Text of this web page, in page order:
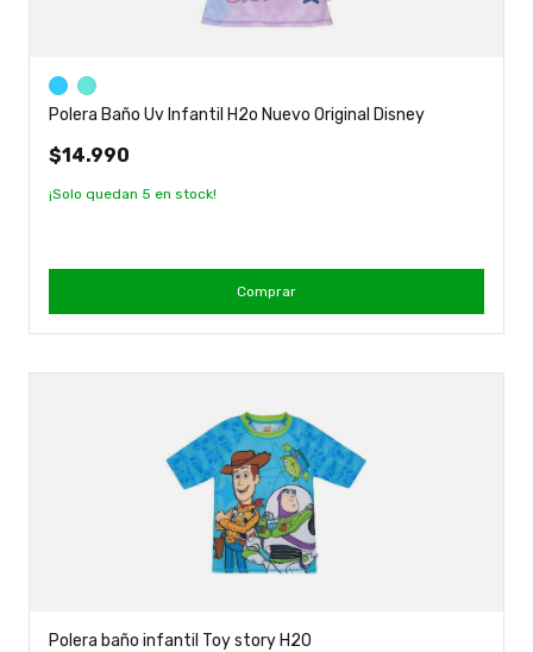
Polera Baño Uv Infantil H2o Nuevo Original Disney
$14.990
¡Solo quedan 5 en stock!
Comprar
Polera baño infantil Toy story H2O